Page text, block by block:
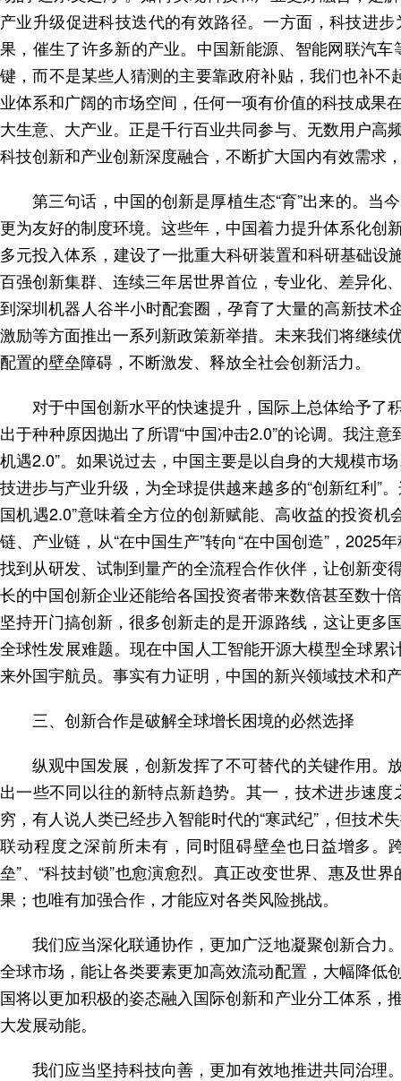
产业升级促进科技迭代的有效路径。一方面，科技进
果，催生了许多新的产业。中国新能源、智能网联汽
键，而不是某些人猜测的主要靠政府补贴，我们也补不
业体系和广阔的市场空间，任何一项有价值的科技成果
大生意、大产业。正是千行百业共同参与、无数用户
科技创新和产业创新深度融合，不断扩大国内有效需求
第三句话，中国的创新是厚植生态“育”出来的。
更为友好的制度环境。这些年，中国着力提升体系化创
多元投入体系，建设了一批重大科研装置和科研基础
百强创新集群、连续三年居世界首位，专业化、差异化
到深圳机器人谷半小时配套圈，孕育了大量的高新技术
激励等方面推出一系列新政策新举措。未来我们将继续
配置的壁垒障碍，不断激发、释放全社会创新活力。
对于中国创新水平的快速提升，国际上总体给予了
出于种种原因抛出了所谓“中国冲击2.0”的论调。我注
机遇2.0”。如果说过去，中国主要是以自身的大规模市
技进步与产业升级，为全球提供越来越多的“创新红利”
国机遇2.0”意味着全方位的创新赋能、高收益的投资
链、产业链，从“在中国生产”转向“在中国创造”，
找到从研发、试制到量产的全流程合作伙伴，让创新变
长的中国创新企业还能给各国投资者带来数倍甚至数十
坚持开门搞创新，很多创新走的是开源路线，这让更
全球性发展难题。现在中国人工智能开源大模型全球
来外国宇航员。事实有力证明，中国的新兴领域技术和
三、创新合作是破解全球增长困境的必然选择
纵观中国发展，创新发挥了不可替代的关键作用。
出一些不同以往的新特点新趋势。其一，技术进步速
穷，有人说人类已经步入智能时代的“寒武纪”，但技
联动程度之深前所未有，同时阻碍壁垒也日益增多。
垒”、“科技封锁”也愈演愈烈。真正改变世界、惠及世
果；也唯有加强合作，才能应对各类风险挑战。
我们应当深化联通协作，更加广泛地凝聚创新合力
全球市场，能让各类要素更加高效流动配置，大幅降低
国将以更加积极的姿态融入国际创新和产业分工体系
大发展动能。
我们应当坚持科技向善，更加有效地推进共同治理